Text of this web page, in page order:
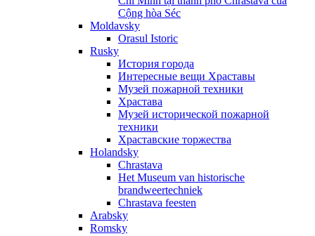
Cộng hòa Séc
Moldavsky
Orasul Istoric
Rusky
История города
Интересные вещи Храставы
Музей пожарной техники
Храстава
Музей исторической пожарной
техники
Храставские торжества
Holandsky
Chrastava
Het Museum van historische
brandweertechniek
Chrastava feesten
Arabsky
Romsky